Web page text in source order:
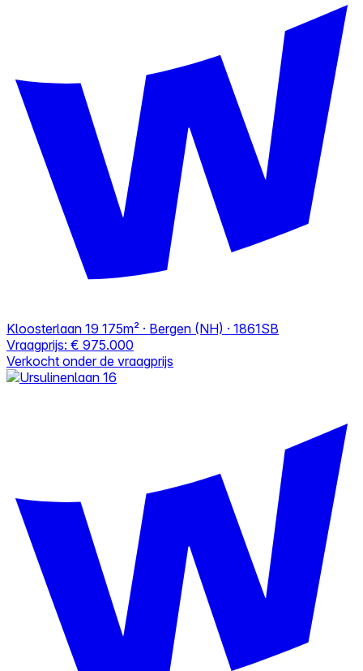
Kloosterlaan 19 175m² · Bergen (NH) · 1861SB
Vraagprijs: € 975.000
Verkocht onder de vraagprijs